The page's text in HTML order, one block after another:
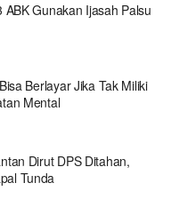
Gunakan Ijasah Palsu
Berlayar Jika Tak Miliki
Mental
Dirut DPS Ditahan,
Tunda